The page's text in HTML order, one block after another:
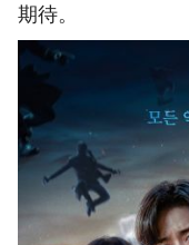
期待。